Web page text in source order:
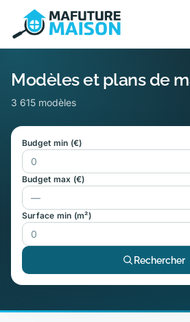
Modèles et plans de
3 615 modèles
Budget min (€)
Budget max (€)
Surface min (m²)
Rechercher